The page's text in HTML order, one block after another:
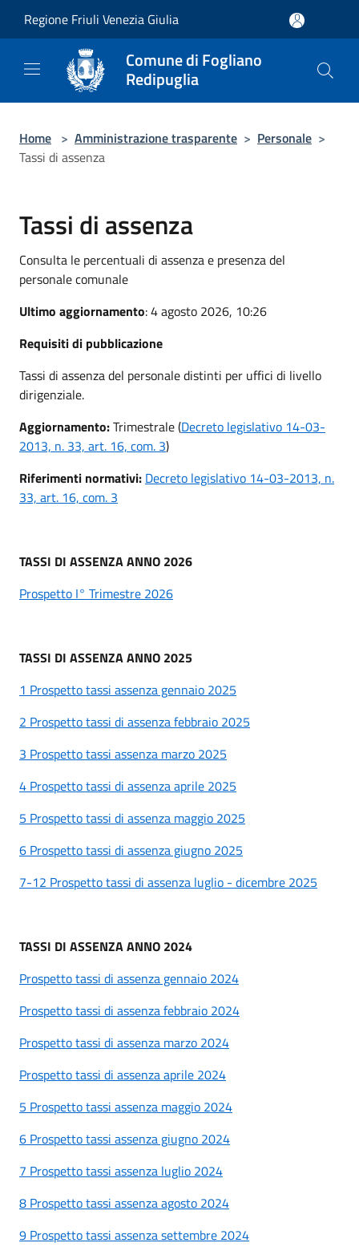
Regione Friuli Venezia Giulia
Comune di Fogliano
Redipuglia
Home > Amministrazione trasparente > Personale >
Tassi di assenza
Tassi di assenza
Consulta le percentuali di assenza e presenza del
personale comunale
Ultimo aggiornamento: 4 agosto 2026, 10:26
Requisiti di pubblicazione
Tassi di assenza del personale distinti per uffici di livello
dirigenziale.
Aggiornamento:Trimestrale (Decreto legislativo 14-03-
2013, n. 33, art. 16, com. 3)
Riferimenti normativi: Decreto legislativo 14-03-2013, n.
33, art. 16, com. 3
TASSI DI ASSENZA ANNO 2026
Prospetto I° Trimestre 2026
TASSI DI ASSENZA ANNO 2025
1 Prospetto tassi assenza gennaio 2025
2 Prospetto tassi di assenza febbraio 2025
3 Prospetto tassi assenza marzo 2025
4 Prospetto tassi di assenza aprile 2025
5 Prospetto tassi di assenza maggio 2025
6 Prospetto tassi di assenza giugno 2025
7-12 Prospetto tassi di assenza luglio - dicembre 2025
TASSI DI ASSENZA ANNO 2024
Prospetto tassi di assenza gennaio 2024
Prospetto tassi di assenza febbraio 2024
Prospetto tassi di assenza marzo 2024
Prospetto tassi di assenza aprile 2024
5 Prospetto tassi assenza maggio 2024
6 Prospetto tassi assenza giugno 2024
7 Prospetto tassi assenza luglio 2024
8 Prospetto tassi assenza agosto 2024
9 Prospetto tassi assenza settembre 2024